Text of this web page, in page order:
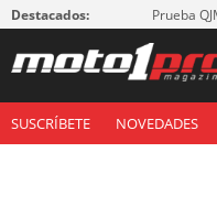
Destacados: Prueba
SUSCRÍBETE NOVEDADES